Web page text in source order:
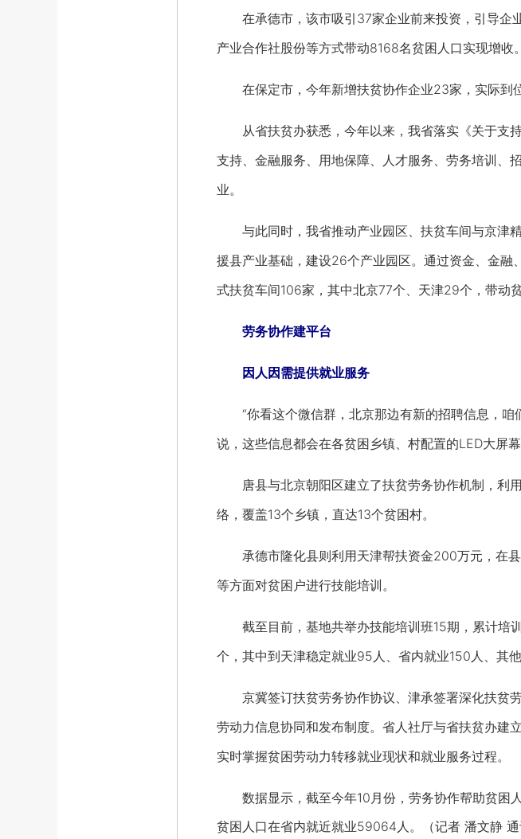
在承德市，该市吸引37家企业前来投资，引导企
产业合作社股份等方式带动8168名贫困人口实现增收。
在保定市，今年新增扶贫协作企业23家，实际到
从省扶贫办获悉，今年以来，我省落实《关于支持
支持、金融服务、用地保障、人才服务、劳务培训、
业。
与此同时，我省推动产业园区、扶贫车间与京津
援县产业基础，建设26个产业园区。通过资金、金
式扶贫车间106家，其中北京77个、天津29个，带动
劳务协作建平台
因人因需提供就业服务
“你看这个微信群，北京那边有新的招聘信息，咱
说，这些信息都会在各贫困乡镇、村配置的LED大屏
唐县与北京朝阳区建立了扶贫劳务协作机制，利
络，覆盖13个乡镇，直达13个贫困村。
承德市隆化县则利用天津帮扶资金200万元，在县
等方面对贫困户进行技能培训。
截至目前，基地共举办技能培训班15期，累计培
个，其中到天津稳定就业95人、省内就业150人、其
京冀签订扶贫劳务协作协议、津承签署深化扶贫
劳动力信息协同和发布制度。省人社厅与省扶贫办建
实时掌握贫困劳动力转移就业现状和就业服务过程。
数据显示，截至今年10月份，劳务协作帮助贫困
贫困人口在省内就近就业59064人。（记者 潘文静 通